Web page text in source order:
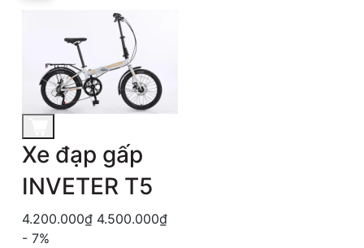
Xe đạp gấp
INVETER T5
4.200.000₫ 4.500.000₫
- 7%